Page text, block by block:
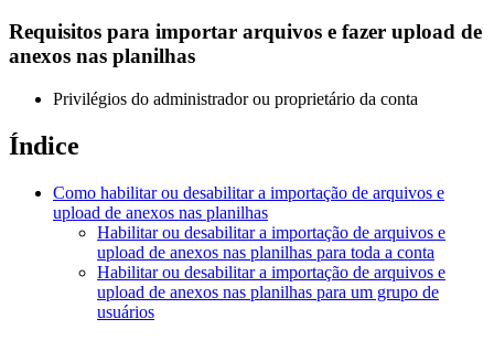
Requisitos para importar arquivos e fazer upload de
anexos nas planilhas
Privilégios do administrador ou proprietário da conta
Índice
Como habilitar ou desabilitar a importação de arquivos e
upload de anexos nas planilhas
Habilitar ou desabilitar a importação de arquivos e
upload de anexos nas planilhas para toda a conta
Habilitar ou desabilitar a importação de arquivos e
upload de anexos nas planilhas para um grupo de
usuários